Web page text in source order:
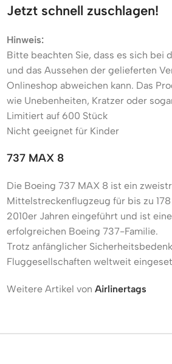
Jetzt schnell zuschlagen!
Hinweis:
Bitte beachten Sie, dass es sich bei
und das Aussehen der gelieferten
Onlineshop abweichen kann. Das
wie Unebenheiten, Kratzer oder
Limitiert auf 600 Stück
Nicht geeignet für Kinder
737 MAX 8
Die Boeing 737 MAX 8 ist ein
Mittelstreckenflugzeug für bis zu
2010er Jahren eingeführt und ist
erfolgreichen Boeing 737-Familie.
Trotz anfänglicher
Fluggesellschaften weltweit
Weitere Artikel von Airlinertags